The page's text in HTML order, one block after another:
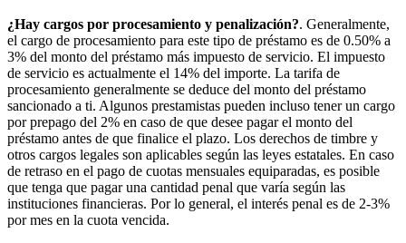
¿Hay cargos por procesamiento y penalización?. Generalmente,
el cargo de procesamiento para este tipo de préstamo es de 0.50% a
3% del monto del préstamo más impuesto de servicio. El impuesto
de servicio es actualmente el 14% del importe. La tarifa de
procesamiento generalmente se deduce del monto del préstamo
sancionado a ti. Algunos prestamistas pueden incluso tener un cargo
por prepago del 2% en caso de que desee pagar el monto del
préstamo antes de que finalice el plazo. Los derechos de timbre y
otros cargos legales son aplicables según las leyes estatales. En caso
de retraso en el pago de cuotas mensuales equiparadas, es posible
que tenga que pagar una cantidad penal que varía según las
instituciones financieras. Por lo general, el interés penal es de 2-3%
por mes en la cuota vencida.